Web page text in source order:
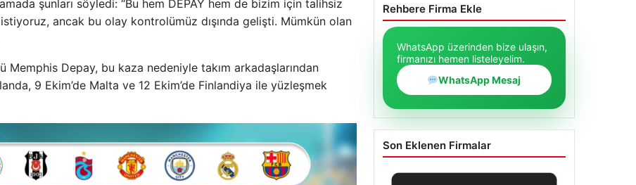
şunları söyledi: “Bu hem DEPAY hem de bizim için talihsiz
ancak bu olay kontrolümüz dışında gelişti. Mümkün olan
Memphis Depay, bu kaza nedeniyle takım arkadaşlarından
9 Ekim’de Malta ve 12 Ekim’de Finlandiya ile yüzleşmek
Rehbere Firma Ekle
WhatsApp üzerinden bize ulaşın,
firmanızı hemen listeleyelim.
WhatsApp Mesaj
Son Eklenen Firmalar